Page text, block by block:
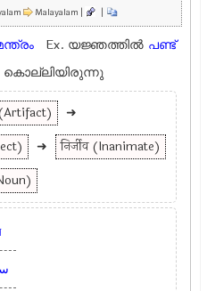
Malayalam | |
Ex. യജ്ഞത്തില്‍ പണ്ട്
കൊല്ലിയിരുന്നു
➜
➜
निर्जीव (Inanimate)